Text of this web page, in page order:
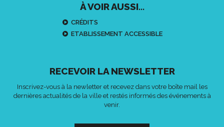
À VOIR AUSSI...
CRÉDITS
ETABLISSEMENT ACCESSIBLE
RECEVOIR LA NEWSLETTER
Inscrivez-vous à la newletter et recevez dans votre boîte mail les
dernières actualités de la ville et restés informés des événements à
venir.